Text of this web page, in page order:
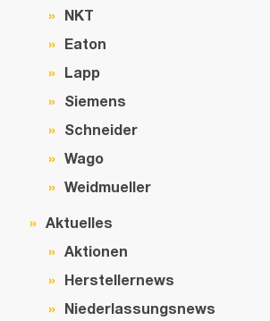
NKT
Eaton
Lapp
Siemens
Schneider
Wago
Weidmueller
Aktuelles
Aktionen
Herstellernews
Niederlassungsnews